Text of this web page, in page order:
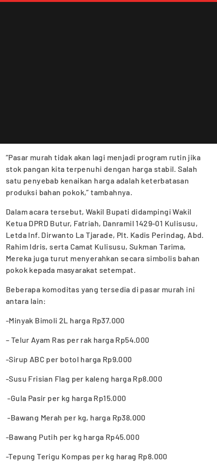
“Pasar murah tidak akan lagi menjadi program rutin jika
stok pangan kita terpenuhi dengan harga stabil. Salah
satu penyebab kenaikan harga adalah keterbatasan
produksi bahan pokok,” tambahnya.
Dalam acara tersebut, Wakil Bupati didampingi Wakil
Ketua DPRD Butur, Fatriah, Danramil 1429-01 Kulisusu,
Letda Inf. Dirwanto La Tjarade, Plt. Kadis Perindag, Abd.
Rahim Idris, serta Camat Kulisusu, Sukman Tarima,
Mereka juga turut menyerahkan secara simbolis bahan
pokok kepada masyarakat setempat.
Beberapa komoditas yang tersedia di pasar murah ini
antara lain:
-Minyak Bimoli 2L harga Rp37.000
– Telur Ayam Ras per rak harga Rp54.000
-Sirup ABC per botol harga Rp9.000
-Susu Frisian Flag per kaleng harga Rp8.000
-Gula Pasir per kg harga Rp15.000
-Bawang Merah per kg, harga Rp38.000
-Bawang Putih per kg harga Rp45.000
-Tepung Terigu Kompas per kg harag Rp8.000